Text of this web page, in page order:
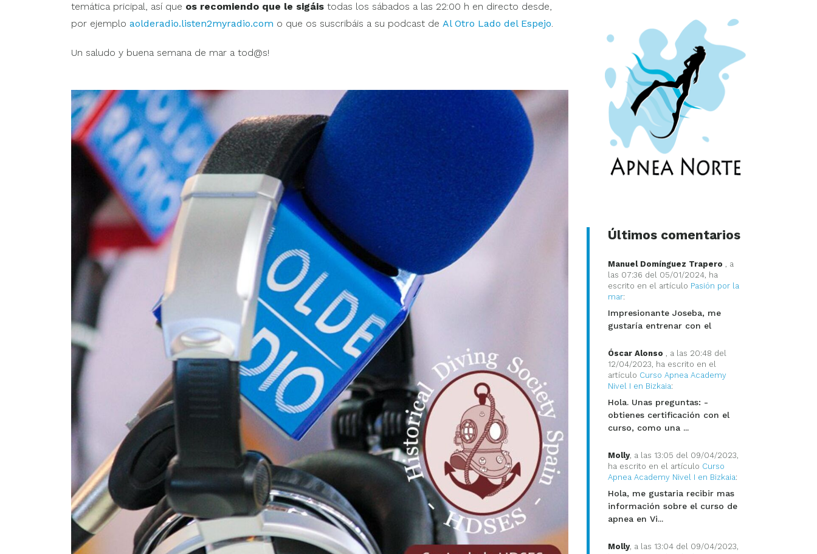
temática pricipal, así que os recomiendo que le sigáis todas los sábados a las 22:00 h en directo desde,
por ejemplo aolderadio.listen2myradio.com o que os suscribáis a su podcast de Al Otro Lado del Espejo.
Un saludo y buena semana de mar a tod@s!
Últimos comentarios
Manuel Domínguez Trapero , a
las 07:36 del 05/01/2024, ha
escrito en el artículo Pasión por la
mar:
Impresionante Joseba, me
gustaría entrenar con el
Óscar Alonso , a las 20:48 del
12/04/2023, ha escrito en el
artículo Curso Apnea Academy
Nivel I en Bizkaia:
Hola. Unas preguntas: -
obtienes certificación con el
curso, como una ...
Molly, a las 13:05 del 09/04/2023,
ha escrito en el artículo Curso
Apnea Academy Nivel I en Bizkaia:
Hola, me gustaria recibir mas
información sobre el curso de
apnea en Vi...
Molly, a las 13:04 del 09/04/2023,